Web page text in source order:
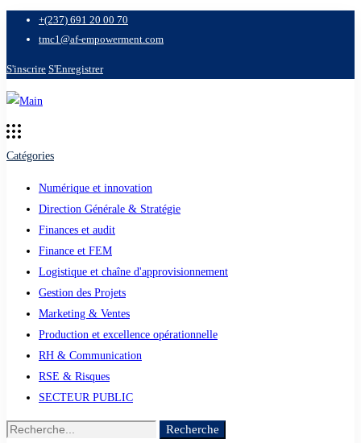
+(237) 691 20 00 70
tmc1@af-empowerment.com
S'inscrire S'Enregistrer
Catégories
Numérique et innovation
Direction Générale & Stratégie
Finances et audit
Finance et FEM
Logistique et chaîne d'approvisionnement
Gestion des Projets
Marketing & Ventes
Production et excellence opérationnelle
RH & Communication
RSE & Risques
SECTEUR PUBLIC
Recherche
Recherche